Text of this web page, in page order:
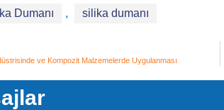
Dumanı , silika dumanı
ve Kompozit Malzemelerde Uygulanması